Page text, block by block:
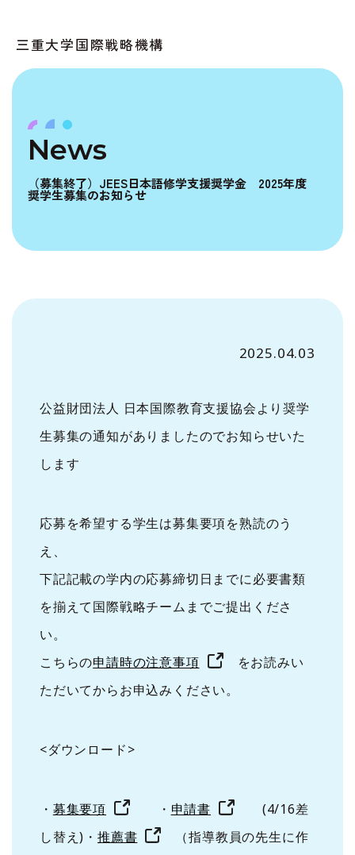
三重大学国際戦略機構
News
（募集終了）JEES日本語修学支援奨学金 2025年度
奨学生募集のお知らせ
2025.04.03
公益財団法人 日本国際教育支援協会より奨学
生募集の通知がありましたのでお知らせいた
します
応募を希望する学生は募集要項を熟読のう
え、
下記記載の学内の応募締切日までに必要書類
を揃えて国際戦略チームまでご提出くださ
い。
こちらの申請時の注意事項
をお読みい
ただいてからお申込みください。
<ダウンロード>
・ 募集要項 ・ 申請書
(4/16差
し替え)・ 推薦書
（指導教員の先生に作